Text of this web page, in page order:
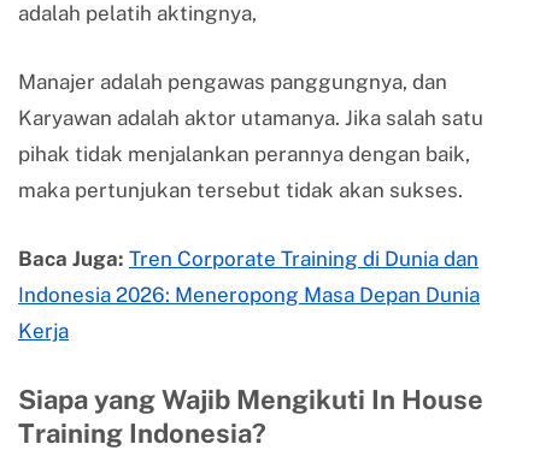
adalah pelatih aktingnya,
Manajer adalah pengawas panggungnya, dan
Karyawan adalah aktor utamanya. Jika salah satu
pihak tidak menjalankan perannya dengan baik,
maka pertunjukan tersebut tidak akan sukses.
Baca Juga: Tren Corporate Training di Dunia dan
Indonesia 2026: Meneropong Masa Depan Dunia
Kerja
Siapa yang Wajib Mengikuti In House
Training Indonesia?